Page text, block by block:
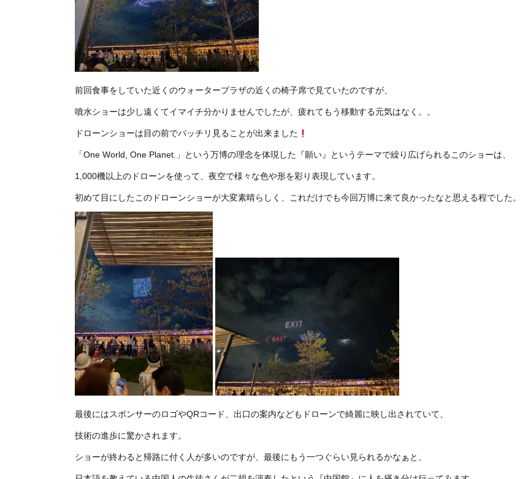
前回食事をしていた近くのウォータープラザの近くの椅子席で見ていたのですが、
噴水ショーは少し遠くてイマイチ分かりませんでしたが、疲れてもう移動する元気はなく。。
ドローンショーは目の前でバッチリ見ることが出来ました
「One World, One Planet.」という万博の理念を体現した『願い』というテーマで繰り広げられるこのショーは、
1,000機以上のドローンを使って、夜空で様々な色や形を彩り表現しています。
初めて目にしたこのドローンショーが大変素晴らしく、これだけでも今回万博に来て良かったなと思える程でした。
最後にはスポンサーのロゴやQRコード、出口の案内などもドローンで綺麗に映し出されていて、
技術の進歩に驚かされます。
ショーが終わると帰路に付く人が多いのですが、最後にもう一つぐらい見られるかなぁと、